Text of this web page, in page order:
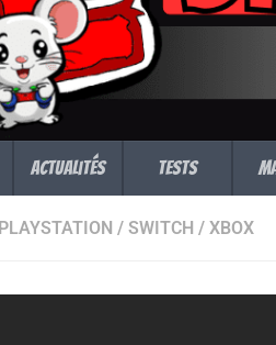
Actualités Tests
PLAYSTATION / SWITCH / XBOX